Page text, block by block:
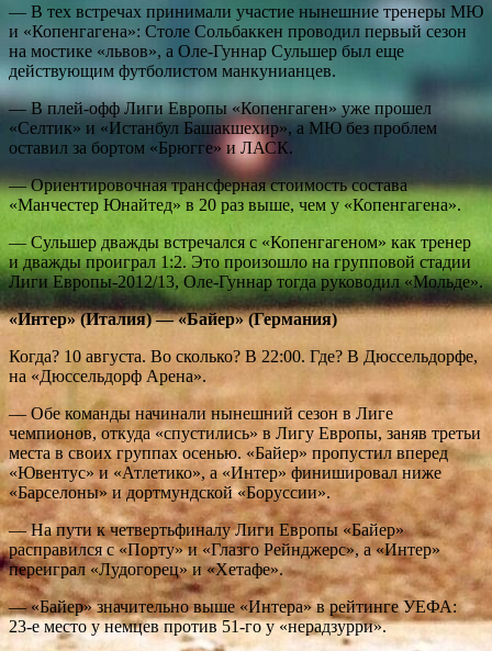
— В тех встречах принимали участие нынешние тренеры МЮ
и «Копенгагена»: Столе Сольбаккен проводил первый сезон
на мостике «львов», а Оле-Гуннар Сульшер был еще
действующим футболистом манкунианцев.
— В плей-офф Лиги Европы «Копенгаген» уже прошел
«Селтик» и «Истанбул Башакшехир», а МЮ без проблем
оставил за бортом «Брюгге» и ЛАСК.
— Ориентировочная трансферная стоимость состава
«Манчестер Юнайтед» в 20 раз выше, чем у «Копенгагена».
— Сульшер дважды встречался с «Копенгагеном» как тренер
и дважды проиграл 1:2. Это произошло на групповой стадии
Лиги Европы-2012/13, Оле-Гуннар тогда руководил «Мольде».
«Интер» (Италия) — «Байер» (Германия)
Когда? 10 августа. Во сколько? В 22:00. Где? В Дюссельдорфе,
на «Дюссельдорф Арена».
— Обе команды начинали нынешний сезон в Лиге
чемпионов, откуда «спустились» в Лигу Европы, заняв третьи
места в своих группах осенью. «Байер» пропустил вперед
«Ювентус» и «Атлетико», а «Интер» финишировал ниже
«Барселоны» и дортмундской «Боруссии».
— На пути к четвертьфиналу Лиги Европы «Байер»
расправился с «Порту» и «Глазго Рейнджерс», а «Интер»
переиграл «Лудогорец» и «Хетафе».
— «Байер» значительно выше «Интера» в рейтинге УЕФА:
23-е место у немцев против 51-го у «нерадзурри».